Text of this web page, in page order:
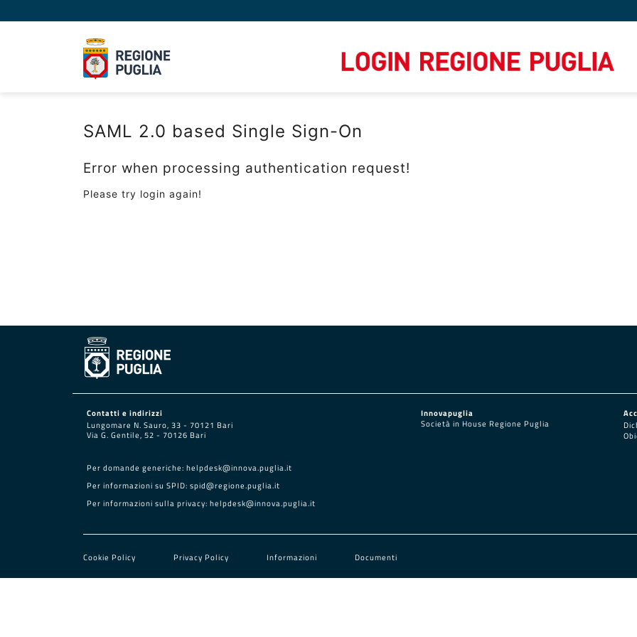
SAML 2.0 based Single Sign-On
Error when processing authentication request!
Please try login again!
Contatti e indirizzi
Lungomare N. Sauro, 33 - 70121 Bari
Via G. Gentile, 52 - 70126 Bari
Per domande generiche: helpdesk@innova.puglia.it
Per informazioni su SPID: spid@regione.puglia.it
Per informazioni sulla privacy: helpdesk@innova.puglia.it
Innovapuglia
Società in House Regione Puglia
Cookie Policy Privacy Policy Informazioni Documenti